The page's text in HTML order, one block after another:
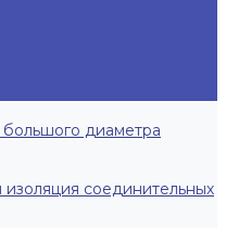
диаметра
соединительных